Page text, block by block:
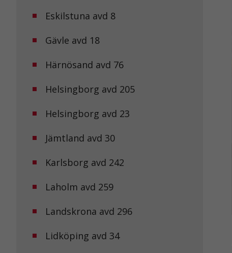
Eskilstuna avd 8
Gävle avd 18
Härnösand avd 76
Helsingborg avd 205
Helsingborg avd 23
Jämtland avd 30
Karlsborg avd 242
Laholm avd 259
Landskrona avd 296
Lidköping avd 34